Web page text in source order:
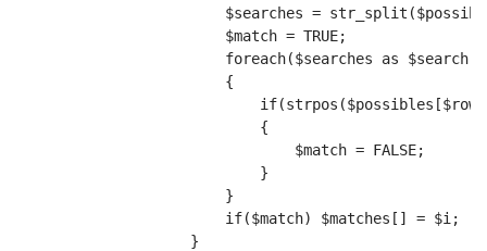
$searches =
$match = TRUE;
foreach($searches as $search)
{
{
$match = FALSE;
}
}
if($match) $matches[] = $i;
}